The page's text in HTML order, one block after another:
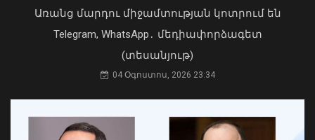
Դուք 5 տարի ինձնից փախած եք ման
եկել. Կոնջորյանը՝ «Հայաստան»
դաշինքի պատգամավորներին
04 Օգոստոս, 2026 15:53
Առանց մարդու միջամտության կոտրում են
Telegram, WhatsApp․ մեդիափորձագետ
(տեսանյութ)
04 Օգոստոս, 2026 23:34